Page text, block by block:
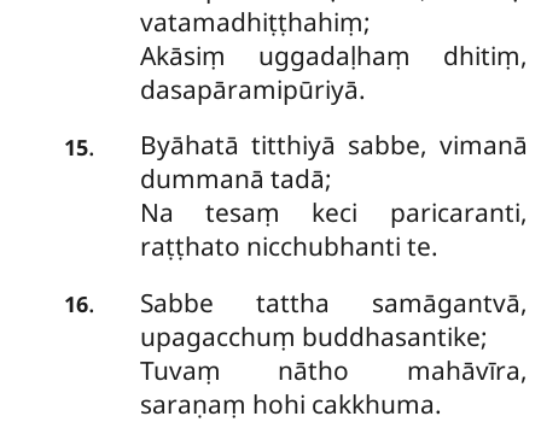
vatamadhiṭṭhahiṃ;
Akāsiṃ uggadaḷhaṃ dhitiṃ,
dasapāramipūriyā.
15.
Byāhatā titthiyā sabbe, vimanā
dummanā tadā;
Na tesaṃ keci paricaranti,
raṭṭhato nicchubhanti te.
16. Sabbe tattha samāgantvā,
upagacchuṃ buddhasantike;
Tuvaṃ nātho mahāvīra,
saraṇaṃ hohi cakkhuma.